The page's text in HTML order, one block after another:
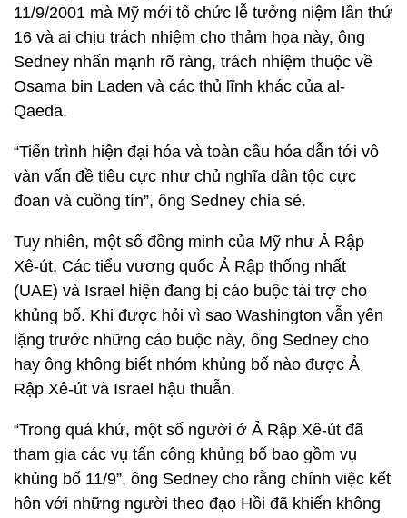
11/9/2001 mà Mỹ mới tổ chức lễ tưởng niệm lần thứ
16 và ai chịu trách nhiệm cho thảm họa này, ông
Sedney nhấn mạnh rõ ràng, trách nhiệm thuộc về
Osama bin Laden và các thủ lĩnh khác của al-
Qaeda.
“Tiến trình hiện đại hóa và toàn cầu hóa dẫn tới vô
vàn vấn đề tiêu cực như chủ nghĩa dân tộc cực
đoan và cuồng tín”, ông Sedney chia sẻ.
Tuy nhiên, một số đồng minh của Mỹ như Ả Rập
Xê-út, Các tiểu vương quốc Ả Rập thống nhất
(UAE) và Israel hiện đang bị cáo buộc tài trợ cho
khủng bố. Khi được hỏi vì sao Washington vẫn yên
lặng trước những cáo buộc này, ông Sedney cho
hay ông không biết nhóm khủng bố nào được Ả
Rập Xê-út và Israel hậu thuẫn.
“Trong quá khứ, một số người ở Ả Rập Xê-út đã
tham gia các vụ tấn công khủng bố bao gồm vụ
khủng bố 11/9”, ông Sedney cho rằng chính việc kết
hôn với những người theo đạo Hồi đã khiến không